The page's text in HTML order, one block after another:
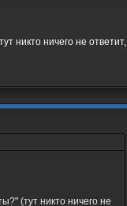
никто ничего не ответит,
(тут никто ничего не